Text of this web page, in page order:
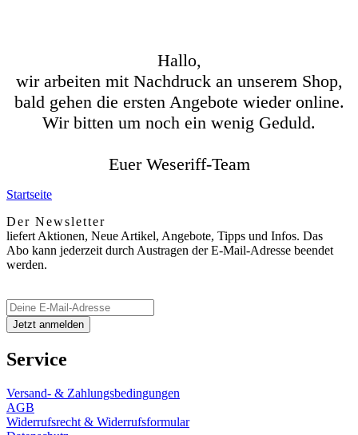
Hallo,
wir arbeiten mit Nachdruck an unserem Shop,
bald gehen die ersten Angebote wieder online.
Wir bitten um noch ein wenig Geduld.
Euer Weseriff-Team
Startseite
Der Newsletter
liefert Aktionen, Neue Artikel, Angebote, Tipps und Infos. Das
Abo kann jederzeit durch Austragen der E-Mail-Adresse beendet
werden.
Service
Versand- & Zahlungsbedingungen
AGB
Widerrufsrecht & Widerrufsformular